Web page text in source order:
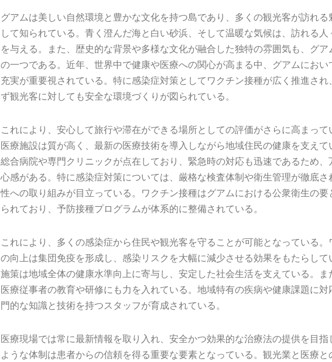
グアムは美しい自然環境と豊かな文化を持つ島であり、多くの観光客が訪れる
して知られている。青く澄んだ海と白い砂浜、そして温暖な気候は、訪れる人
を与える。また、歴史的な背景や多様な文化が融合した独特の雰囲気も、グア
の一つである。近年、世界中で健康や医療への関心が高まる中、グアムにおい
充実が重要視されている。特に感染症対策としてワクチン接種が広く推進され
ず観光客に対しても安全な環境づくりが図られている。
これにより、安心して旅行や滞在ができる場所としての評価がさらに高まって
医療施設は質が高く、最新の医療技術を導入しながら地域住民の健康を支えて
総合病院や専門クリニックが点在しており、緊急時の対応も迅速であるため、
心感がある。特に感染症対策については、厳格な検査体制や衛生管理が徹底さ
性への取り組みが目立っている。ワクチン接種はグアムにおける公衆衛生の要
られており、予防接種プログラムが体系的に整備されている。
これにより、多くの感染症から住民や観光客を守ることが可能となっている。
の向上は集団免疫を形成し、感染リスクを大幅に減少させる効果をもたらして
施策は地域全体の健康水準向上に寄与し、安定した社会生活を支えている。ま
医療従事者の教育や研修にも力を入れている。地域特有の疾病や健康課題に対
門的な知識と技術を持つスタッフが育成されている。
医療現場では常に最新情報を取り入れ、安全かつ効果的な治療法の提供を目指
ような体制は患者からの信頼を得る重要な要素となっている。観光業と医療と